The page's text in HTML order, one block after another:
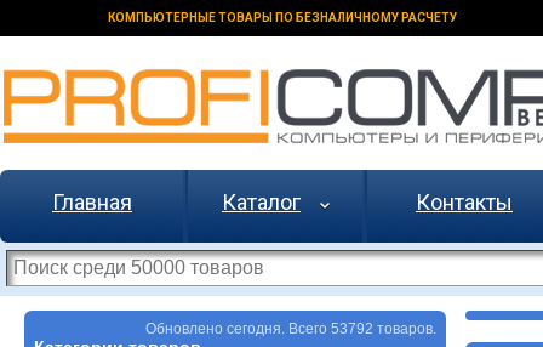
КОМПЬЮТЕРНЫЕ ТОВАРЫ ПО БЕЗНАЛИЧНОМУ РАСЧЕТУ
Главная Каталог Контакты
Обновлено сегодня. Всего 53792 товаров.